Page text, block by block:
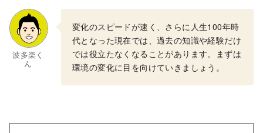
波多楽く
ん
変化のスピードが速く、さらに人生100年時
代となった現在では、過去の知識や経験だけ
では役立たなくなることがあります。まずは
環境の変化に目を向けていきましょう。